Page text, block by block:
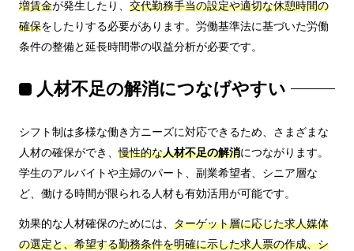
増賃金が発生したり、 交代勤務手当の設定や適切な休憩時間の
確保をしたりする必要があります。労働基準法に基づいた労働
条件の整備と延長時間帯の収益分析が必要です。
人材不足の解消につなげやすい
シフト制は多様な働き方ニーズに対応できるため、さまざまな
人材の確保ができ、慢性的な人材不足の解消につながります。
学生のアルバイトや主婦のパート、副業希望者、シニア層な
ど、働ける時間が限られる人材も有効活用が可能です。
効果的な人材確保のためには、 ターゲット層に応じた求人媒体
の選定と、希望する勤務条件を明確に示した求人票の作成、シ